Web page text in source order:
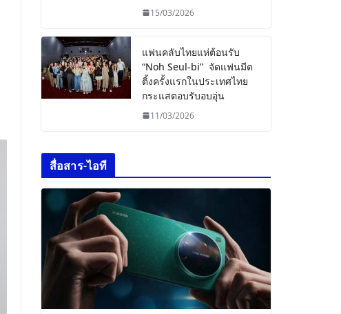
15/03/2026
แฟนคลับไทยแห่ต้อนรับ
“Noh Seul-bi” จัดแฟนมีต
ติ้งครั้งแรกในประเทศไทย
กระแสตอบรับอบอุ่น
11/03/2026
สื่อสาร-ไอที